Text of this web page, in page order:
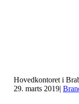
Hovedkontoret i
29. marts 2019|